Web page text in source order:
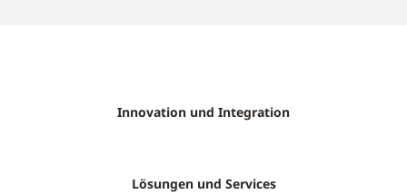
Innovation und Integration
Lösungen und Services